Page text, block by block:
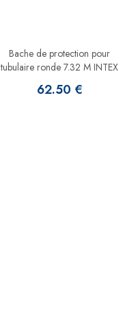
Bache de protection pour
tubulaire ronde 7.32 M INTEX
62.50 €